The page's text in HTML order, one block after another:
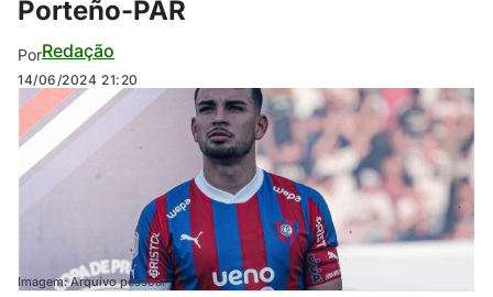
Porteño-PAR
PorRedação
14/06/2024 21:20
Imagem: Arquivo pessoal